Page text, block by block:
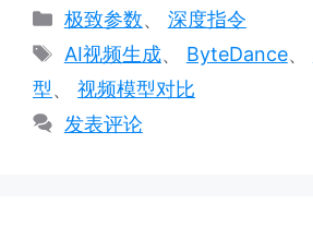
分
类
极致参数、 深度指令
标
签
AI视频生成、 ByteDance、
型、 视频模型对比
发表评论